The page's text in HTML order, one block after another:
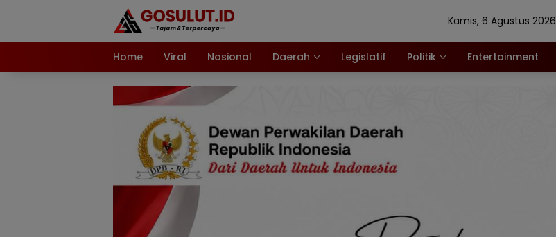
Kamis, 6 Agustus 2026
Home Viral Nasional Daerah Legislatif Politik Entertainment